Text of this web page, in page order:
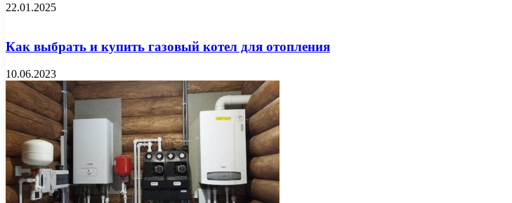
22.01.2025
Как выбрать и купить газовый котел для отопления
10.06.2023